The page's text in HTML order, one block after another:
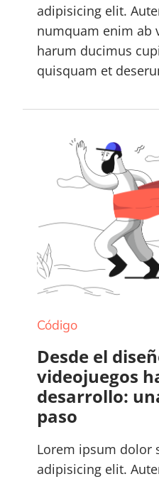
adipisicing elit.
numquam enim ab
harum ducimus
quisquam et
Código
Desde el
videojuegos
desarrollo:
paso
Lorem ipsum dolor
adipisicing elit.